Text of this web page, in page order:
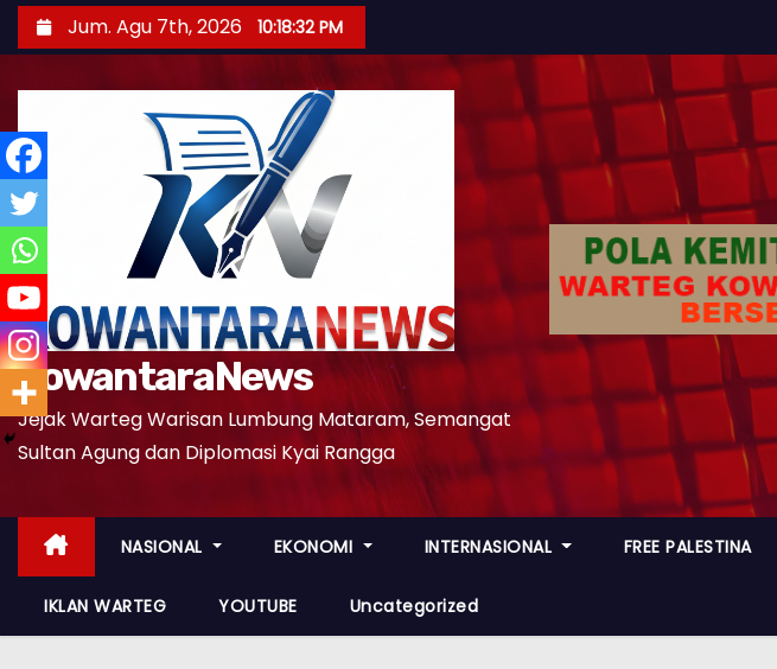
k
t
o
n
e
t
Jum. Agu 7th, 2026 10:18:34 PM
KowantaraNews
Jejak Warteg Warisan Lumbung Mataram, Semangat
Sultan Agung dan Diplomasi Kyai Rangga
NASIONAL EKONOMI INTERNASIONAL FREE PALESTINA
IKLAN WARTEG YOUTUBE Uncategorized